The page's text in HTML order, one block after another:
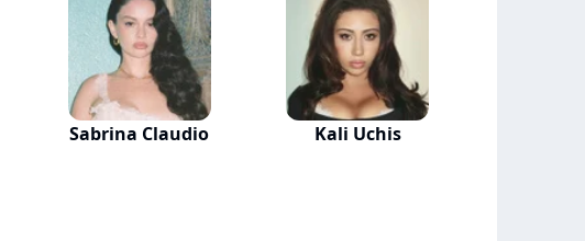
Sabrina Claudio Kali Uchis